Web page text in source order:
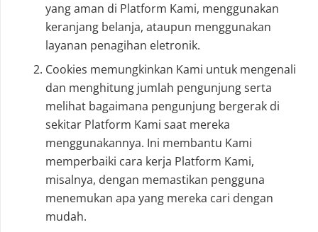
yang aman di Platform Kami, menggunakan
keranjang belanja, ataupun menggunakan
layanan penagihan eletronik.
Cookies memungkinkan Kami untuk mengenali
dan menghitung jumlah pengunjung serta
melihat bagaimana pengunjung bergerak di
sekitar Platform Kami saat mereka
menggunakannya. Ini membantu Kami
memperbaiki cara kerja Platform Kami,
misalnya, dengan memastikan pengguna
menemukan apa yang mereka cari dengan
mudah.